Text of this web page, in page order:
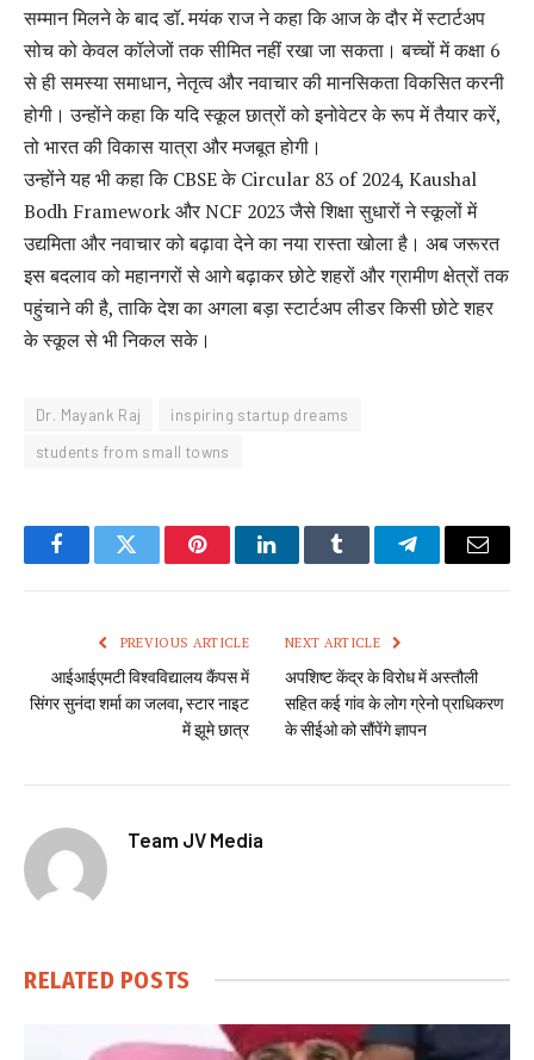
सम्मान मिलने के बाद डॉ. मयंक राज ने कहा कि आज के दौर में स्टार्टअप
सोच को केवल कॉलेजों तक सीमित नहीं रखा जा सकता। बच्चों में कक्षा 6
से ही समस्या समाधान, नेतृत्व और नवाचार की मानसिकता विकसित करनी
होगी। उन्होंने कहा कि यदि स्कूल छात्रों को इनोवेटर के रूप में तैयार करें,
तो भारत की विकास यात्रा और मजबूत होगी।
उन्होंने यह भी कहा कि CBSE के Circular 83 of 2024, Kaushal
Bodh Framework और NCF 2023 जैसे शिक्षा सुधारों ने स्कूलों में
उद्यमिता और नवाचार को बढ़ावा देने का नया रास्ता खोला है। अब जरूरत
इस बदलाव को महानगरों से आगे बढ़ाकर छोटे शहरों और ग्रामीण क्षेत्रों तक
पहुंचाने की है, ताकि देश का अगला बड़ा स्टार्टअप लीडर किसी छोटे शहर
के स्कूल से भी निकल सके।
Dr. Mayank Raj
inspiring startup dreams
students from small towns
FacebookTwitter PinterestLinkedInTumblr TelegramEmail
PREVIOUS ARTICLE
आईआईएमटी विश्वविद्यालय कैंपस में
सिंगर सुनंदा शर्मा का जलवा, स्टार नाइट
में झूमे छात्र
NEXT ARTICLE
अपशिष्ट केंद्र के विरोध में अस्तौली
सहित कई गांव के लोग ग्रेनो प्राधिकरण
के सीईओ को सौंपेंगे ज्ञापन
Team JV Media
RELATED POSTS